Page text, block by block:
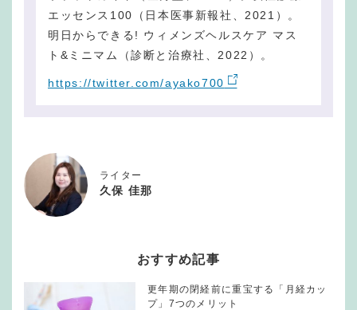
エッセンス100（日本医事新報社、2021）。
明日からできる! ウィメンズヘルスケア マス
ト&ミニマム（診断と治療社、2022）。
https://twitter.com/ayako700
ライター
久保 佳那
おすすめ記事
更年期の閉経前に重宝する「月経カッ
プ」7つのメリット